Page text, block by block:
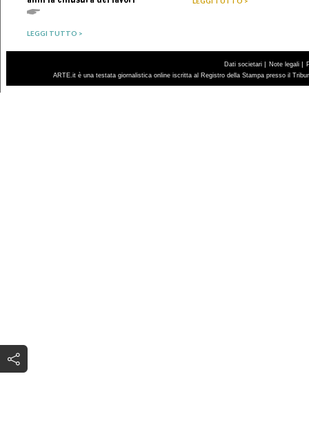
LEGGI TUTTO >
Dati societari | Note legali |
ARTE.it è una testata giornalistica online iscritta al Registro della Stampa presso il